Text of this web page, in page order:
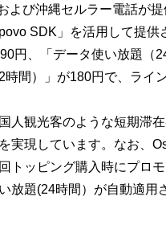
よび沖縄セルラー電話が
SDK」を活用して提
円、「データ使い放題（
時間）」が180円で、ライ
人観光客のような短期滞
実現しています。なお、
トッピング購入時にプロ
放題(24時間）が自動適用